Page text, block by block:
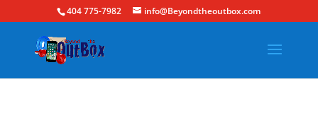
404 775-7982 info@Beyondtheoutbox.com